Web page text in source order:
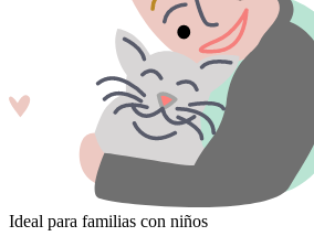
Ideal para familias con niños